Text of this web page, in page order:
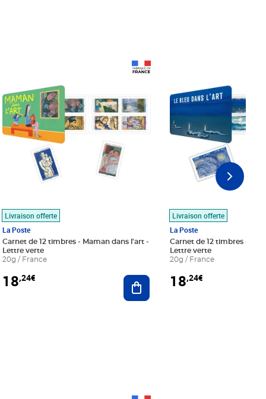
au panier
Livraison offerte
La Poste
Carnet de 12 timbres - Maman dans l'art -
Lettre verte
20g / France
18,24€ Ajouter au panier
Livraison offerte
La Poste
Carnet de 12 timbres - Le
Lettre verte
20g / France
18,24€